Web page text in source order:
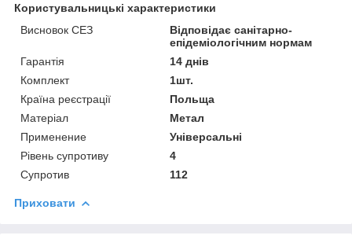
Користувальницькі характеристики
Висновок СЕЗ
Відповідає санітарно-
епідеміологічним нормам
Гарантія
14 днів
Комплект
1шт.
Країна реєстрації
Польща
Матеріал
Метал
Применение
Універсальні
Рівень супротиву
4
Супротив
112
Приховати